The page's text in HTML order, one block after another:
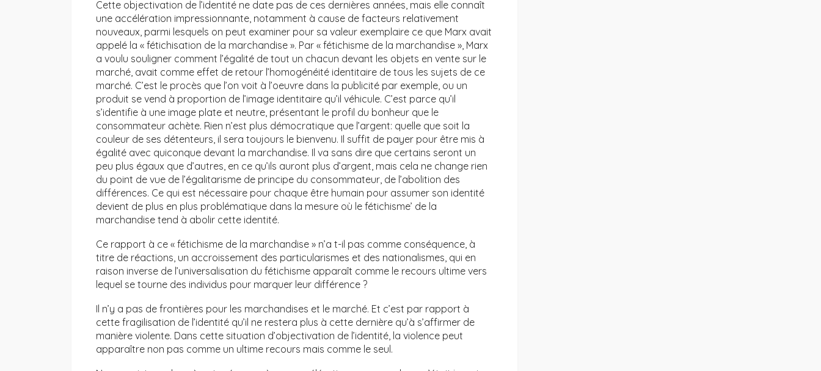
Cette objectivation de l’identité ne date pas de ces dernières années, mais elle connaît
une accélération impressionnante, notamment à cause de facteurs relativement
nouveaux, parmi lesquels on peut examiner pour sa valeur exemplaire ce que Marx avait
appelé la « fétichisation de la marchandise ». Par « fétichisme de la marchandise », Marx
a voulu souligner comment l’égalité de tout un chacun devant les objets en vente sur le
marché, avait comme effet de retour l’homogénéité identitaire de tous les sujets de ce
marché. C’est le procès que l’on voit à l’oeuvre dans la publicité par exemple, ou un
produit se vend à proportion de l’image identitaire qu’il véhicule. C’est parce qu’il
s’identifie à une image plate et neutre, présentant le profil du bonheur que le
consommateur achète. Rien n’est plus démocratique que l’argent: quelle que soit la
couleur de ses détenteurs, il sera toujours le bienvenu. Il suffit de payer pour être mis à
égalité avec quiconque devant la marchandise. Il va sans dire que certains seront un
peu plus égaux que d’autres, en ce qu’ils auront plus d’argent, mais cela ne change rien
du point de vue de l’égalitarisme de principe du consommateur, de l’abolition des
différences. Ce qui est nécessaire pour chaque être humain pour assumer son identité
devient de plus en plus problématique dans la mesure où le fétichisme’ de la
marchandise tend à abolir cette identité.
Ce rapport à ce « fétichisme de la marchandise » n’a t-il pas comme conséquence, à
titre de réactions, un accroissement des particularismes et des nationalismes, qui en
raison inverse de l’universalisation du fétichisme apparaît comme le recours ultime vers
lequel se tourne des individus pour marquer leur différence ?
Il n’y a pas de frontières pour les marchandises et le marché. Et c’est par rapport à
cette fragilisation de l’identité qu’il ne restera plus à cette dernière qu’à s’affirmer de
manière violente. Dans cette situation d’objectivation de l’identité, la violence peut
apparaître non pas comme un ultime recours mais comme le seul.